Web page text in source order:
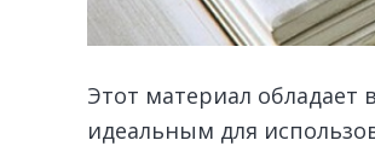
Этот материал
идеальным для